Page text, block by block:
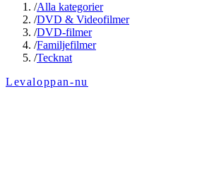
/Alla kategorier
/DVD & Videofilmer
/DVD-filmer
/Familjefilmer
/Tecknat
Levaloppan-nu